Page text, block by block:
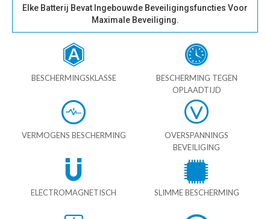
Elke Batterij Bevat Ingebouwde Beveiligingsfuncties Voor
Maximale Beveiliging.
BESCHERMINGSKLASSE
BESCHERMING TEGEN
OPLAADTIJD
VERMOGENS BESCHERMING
OVERSPANNINGS
BEVEILIGING
ELECTROMAGNETISCH SLIMME BESCHERMING